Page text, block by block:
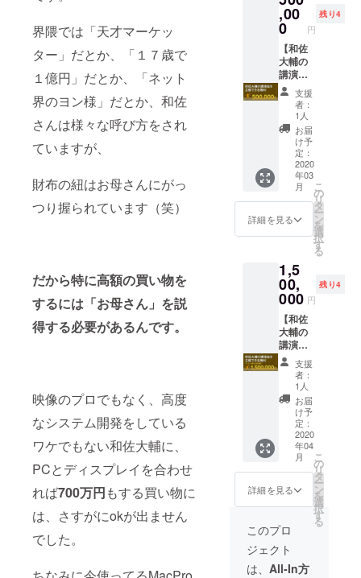
界隈では「天才マーケッ
ター」だとか、「１７歳で
１億円」だとか、「ネット
界のヨン様」だとか、和佐
さんは様々な呼び方をされ
ていますが、
財布の紐はお母さんにがっ
つり握られています（笑）
だから特に高額の買い物を
するには「お母さん」を説
得する必要があるんです。
映像のプロでもなく、高度
なシステム開発をしている
ワケでもない和佐大輔に、
PCとディスプレイを合わせ
れば700万円もする買い物に
は、さすがにokが出ません
でした。
は要相
談
（ただ
し、ス
タッが
１名同
席しま
す）。
普段、
和佐大
輔と
１：１
でお酒
を飲め
る機会
はない
ので、
和佐さ
んと
「とこ
とん語
てみた
い」と
いう人
はぜ
ひ。日
程は平
日が希
望です
が調整
は可能
です。※
交通費
とお食
事代は
ご負担
くださ
い
,00
0 円
残り4
【和佐
大輔の
講演会
を主催
できる
権利
A（撮
影・映
像販売
止）】
和佐大
輔の９
０分の
講演会
を主催
とがで
きま
す。 日
程は各
自、調
整させ
ていた
だきま
す。 交
通費・
宿泊費
のかか
る場所
の場合
はご負
担くだ
さい
（ス
タッフ
と合わ
せて３
名
分）。
神戸・
支援
者：
1人
お届
け予
定：
2020
年03
月
詳細を見る
こ
の
リ
タ
ー
ン
を
選
択
す
る
1,5
00,
000 円
残り4
【和佐
大輔の
講演会
を主催
する権
利B（コ
ンテン
ツ保
存・販
売権
版）】
こちら
は「和
佐大輔
の講演
会を主
催する
権利」
に「映
像の収
支援
者：
1人
お届
け予
定：
2020
年04
月
詳細を見る
こ
の
リ
タ
ー
ン
を
選
択
す
る
このプロ
ジェクト
は、 All-In方